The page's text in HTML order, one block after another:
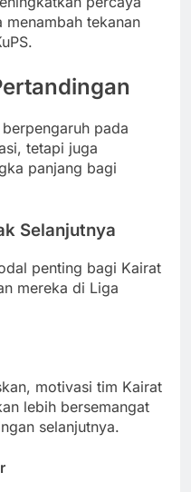
tekanan
pada
tetapi juga
panjang bagi
Selanjutnya
penting bagi Kairat
mereka di Liga
motivasi tim Kairat
lebih bersemangat
selanjutnya.